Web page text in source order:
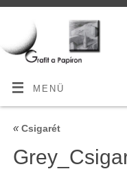
MENÜ
«Csigarét